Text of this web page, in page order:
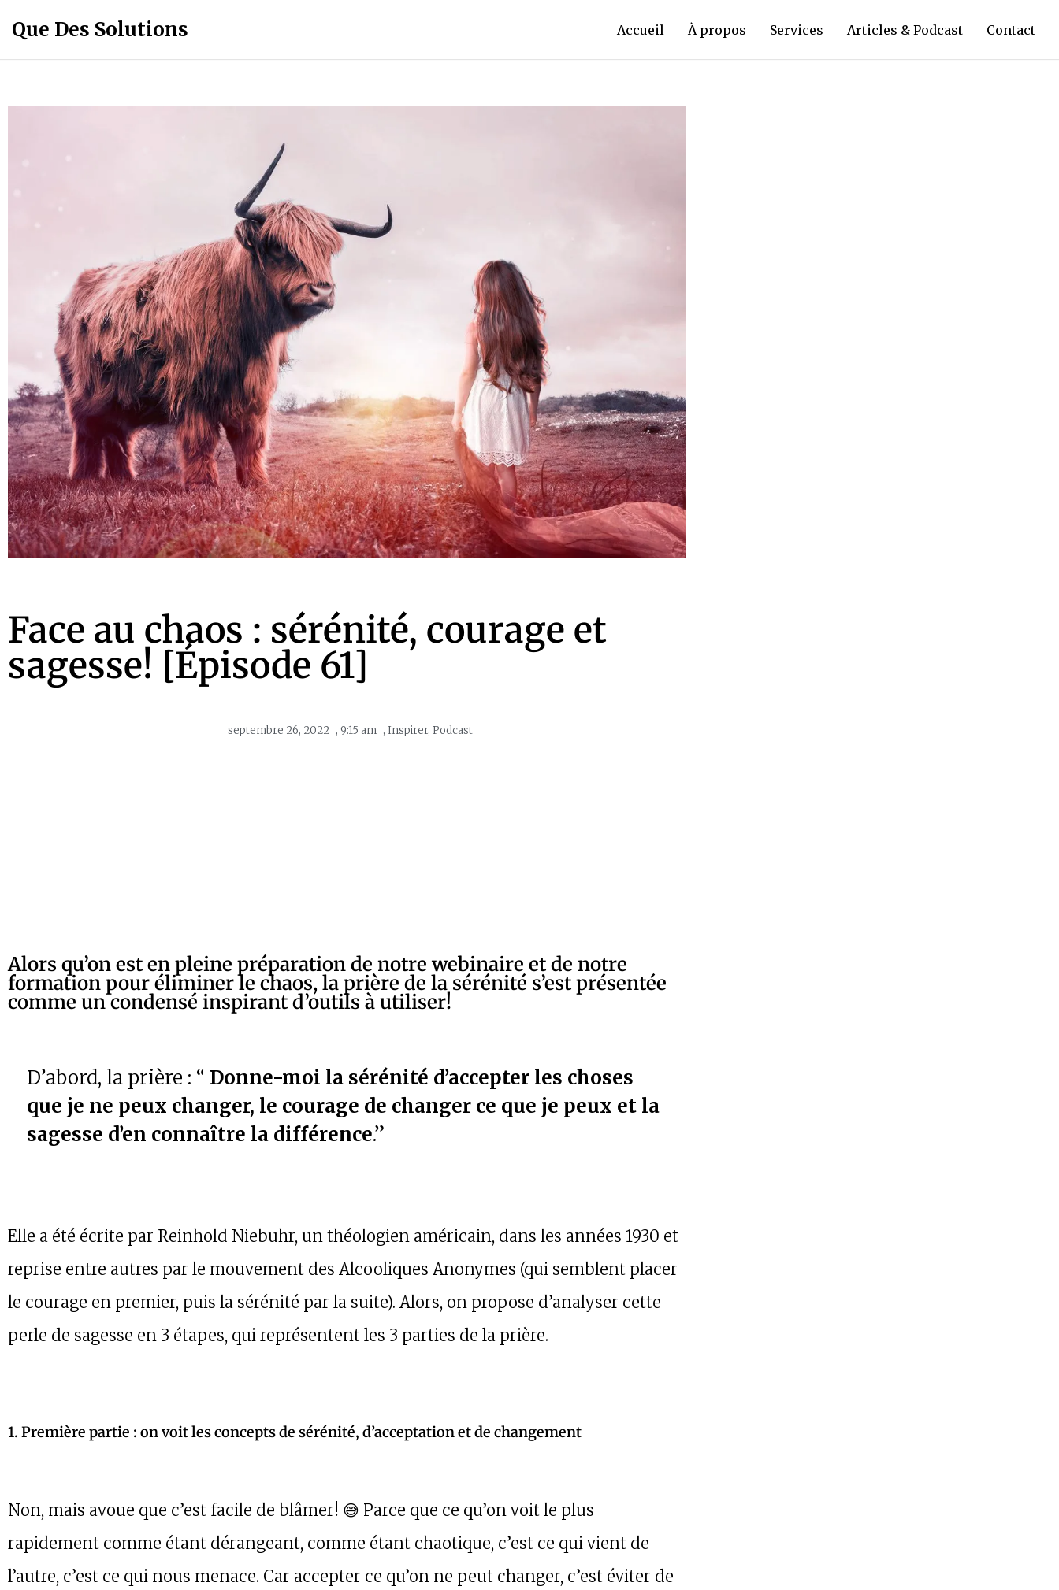
Que Des Solutions Accueil À propos Services Articles & Podcast Contact
Face au chaos : sérénité, courage et
sagesse! [Épisode 61]
septembre 26, 2022 , 9:15 am , Inspirer, Podcast
Alors qu’on est en pleine préparation de notre webinaire et de notre
formation pour éliminer le chaos, la prière de la sérénité s’est présentée
comme un condensé inspirant d’outils à utiliser!
D’abord, la prière : “ Donne-moi la sérénité d’accepter les choses
que je ne peux changer, le courage de changer ce que je peux et la
sagesse d’en connaître la différence.”
Elle a été écrite par Reinhold Niebuhr, un théologien américain, dans les années 1930 et
reprise entre autres par le mouvement des Alcooliques Anonymes (qui semblent placer
le courage en premier, puis la sérénité par la suite). Alors, on propose d’analyser cette
perle de sagesse en 3 étapes, qui représentent les 3 parties de la prière.
1. Première partie : on voit les concepts de sérénité, d’acceptation et de changement
Non, mais avoue que c’est facile de blâmer! 😅 Parce que ce qu’on voit le plus
rapidement comme étant dérangeant, comme étant chaotique, c’est ce qui vient de
l’autre, c’est ce qui nous menace. Car accepter ce qu’on ne peut changer, c’est éviter de